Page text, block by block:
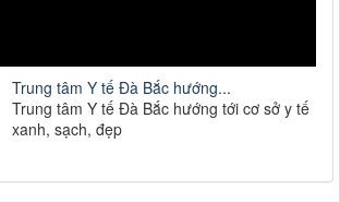
Trung tâm Y tế Đà Bắc hướng...
Trung tâm Y tế Đà Bắc hướng tới cơ sở y tế
xanh, sạch, đẹp